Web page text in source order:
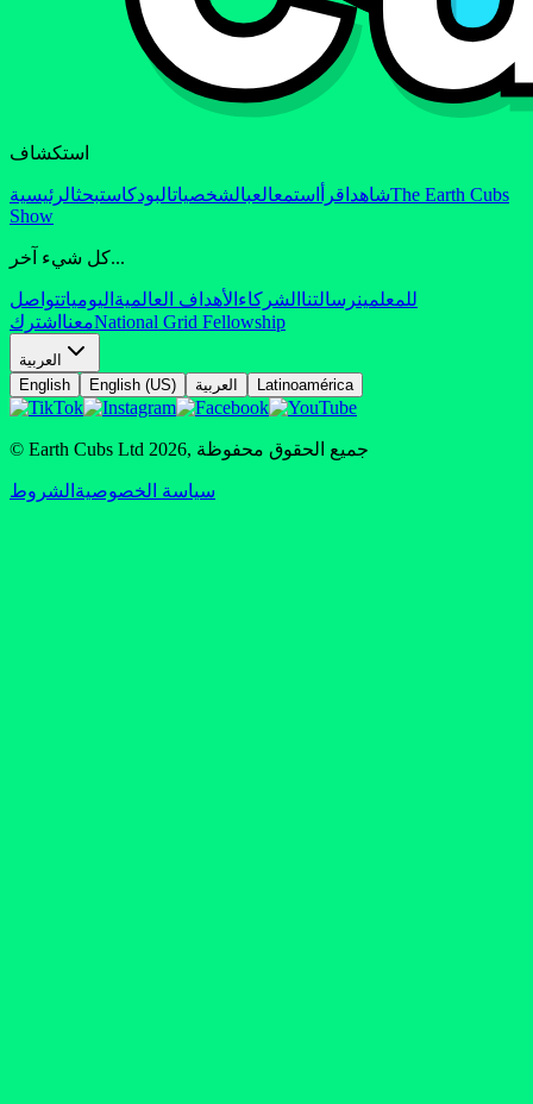
استكشاف
شاهد اقرأ استمعالعبالشخصياتالبودكاستبحثالرئيسية
The Earth Cubs
Show
كل شيء آخر...
للمعلمينرسالتنا الشركاء الأهداف العالمية اليومياتتواصل
معنا اشترك National Grid Fellowship
العربية
English
English (US) العربية Latinoamérica
© Earth Cubs Ltd 2026, جميع الحقوق محفوظة
سياسة الخصوصية الشروط